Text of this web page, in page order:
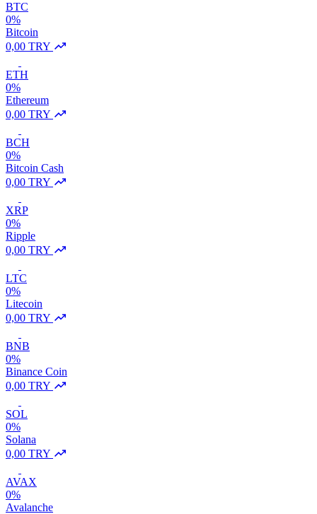
BTC
0%
Bitcoin
0,00 TRY
ETH
0%
Ethereum
0,00 TRY
BCH
0%
Bitcoin Cash
0,00 TRY
XRP
0%
Ripple
0,00 TRY
LTC
0%
Litecoin
0,00 TRY
BNB
0%
Binance Coin
0,00 TRY
SOL
0%
Solana
0,00 TRY
AVAX
0%
Avalanche